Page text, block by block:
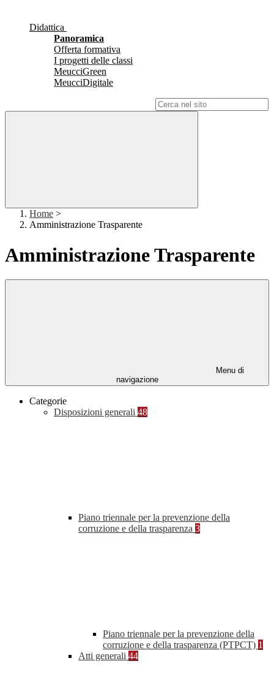
Didattica
Panoramica
Offerta formativa
I progetti delle classi
MeucciGreen
MeucciDigitale
Home >
Amministrazione Trasparente
Amministrazione Trasparente
Menu di
navigazione
Categorie
Disposizioni generali 48
Piano triennale per la prevenzione della
corruzione e della trasparenza 3
Piano triennale per la prevenzione della
corruzione e della trasparenza (PTPCT) 1
Atti generali 44